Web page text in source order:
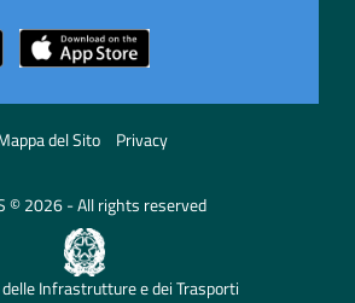
del Sito Privacy
© 2026 - All rights reserved
Infrastrutture e dei Trasporti